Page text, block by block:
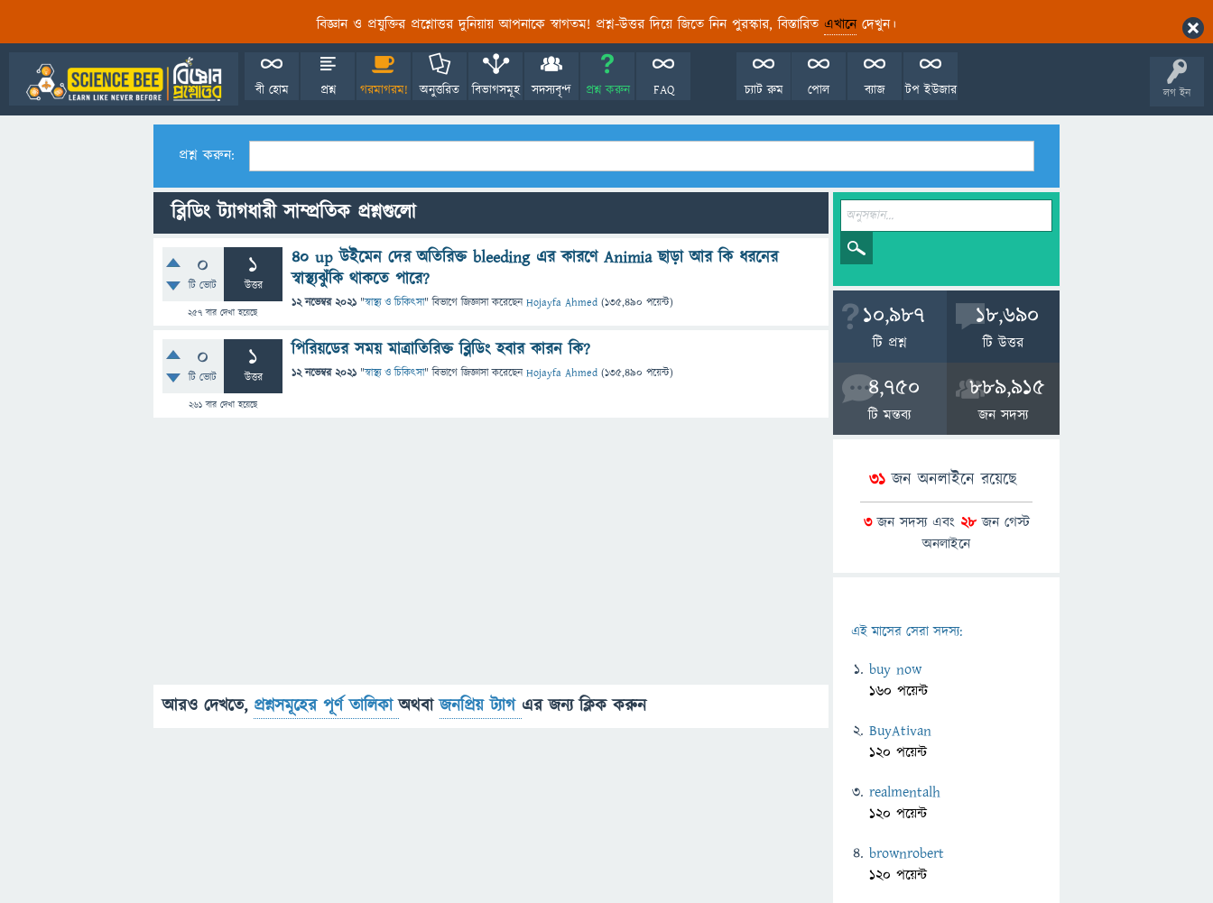
বিজ্ঞান ও প্রযুক্তির প্রশ্নোত্তর দুনিয়ায় আপনাকে স্বাগতম! প্রশ্ন-উত্তর দিয়ে জিতে নিন পুরস্কার, বিস্তারিত এখানেদেখুন।
লগ ইন
বী হোম প্রশ্ন গরমাগরম! অনুত্তরিত বিভাগসমূহ সদস্যবৃন্দ প্রশ্ন করুন FAQ টপ ইউজার
ব্যাজ
পোল
চ্যাট রুম
প্রশ্ন করুন:
ব্লিডিং ট্যাগধারী সাম্প্রতিক প্রশ্নগুলো
0
টি ভোট
1
উত্তর
257 বার দেখা হয়েছে
40 up উইমেন দের অতিরিক্ত bleeding এর কারণে Animia ছাড়া আর কি ধরনের
স্বাস্থ্যঝুঁকি থাকতে পারে?
12 নভেম্বর 2021 "স্বাস্থ্য ও চিকিৎসা" বিভাগে জিজ্ঞাসাকরেছেনHojayfa Ahmed (135,490 পয়েন্ট)
0
টি ভোট
1
উত্তর
261বার দেখা হয়েছে
পিরিয়ডের সময় মাত্রাতিরিক্ত ব্লিডিং হবার কারন কি?
12 নভেম্বর 2021 "স্বাস্থ্য ও চিকিৎসা" বিভাগে জিজ্ঞাসাকরেছেনHojayfa Ahmed (135,490 পয়েন্ট)
আরও দেখতে, প্রশ্নসমূহের পূর্ণ তালিকাঅথবাজনপ্রিয় ট্যাগ এর জন্য ক্লিক করুন
10,987
টি প্রশ্ন
18,690
টি উত্তর
4,750
টি মন্তব্য
889,915
জন সদস্য
31জন অনলাইনে রয়েছে
3জন সদস্য এবং 28জন গেস্ট
অনলাইনে
এই মাসের সেরা সদস্য:
buy now
160 পয়েন্ট
BuyAtivan
120 পয়েন্ট
realmentalh
120 পয়েন্ট
brownrobert
120 পয়েন্ট